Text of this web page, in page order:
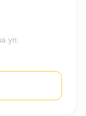
уп.